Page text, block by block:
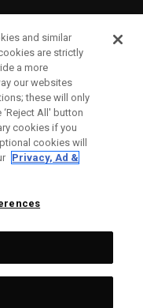
Brands.
and similar
are strictly
a more
our websites
these will only
All' button
cookies if you
cookies will
Privacy, Ad &